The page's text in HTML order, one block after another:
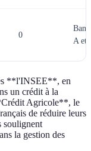
0
A et
**l'INSEE**, en
un crédit à la
Agricole**, le
de réduire leurs
soulignent
la gestion des